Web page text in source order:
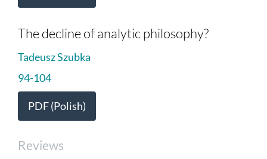
The decline of analytic philosophy?
Tadeusz Szubka
94-104
PDF (Polish)
Reviews